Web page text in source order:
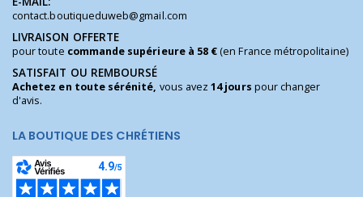
contact.boutiqueduweb@gmail.com
LIVRAISON OFFERTE
pour toute commande supérieure à 58 €(en France métropolitaine)
SATISFAIT OU REMBOURSÉ
Achetez en toute sérénité, vous avez14 jours pour changer
d'avis.
LA BOUTIQUE DES CHRÉTIENS